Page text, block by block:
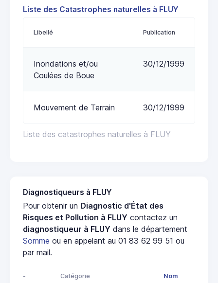
Liste des Catastrophes naturelles à FLUY
Liste des catastrophes naturelles à FLUY
Libellé Publication
Inondations et/ou
Coulées de Boue
30/12/1999
Mouvement de Terrain 30/12/1999
Diagnostiqueurs à FLUY
Pour obtenir un Diagnostic d'État des
Risques et Pollution à FLUY contactez un
diagnostiqueur à FLUY dans le département
Somme ou en appelant au 01 83 62 99 51 ou
par mail.
- Catégorie Nom